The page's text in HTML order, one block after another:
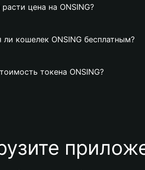
цена на ONSING?
ли кошелек ONSING бесплатным?
токена ONSING?